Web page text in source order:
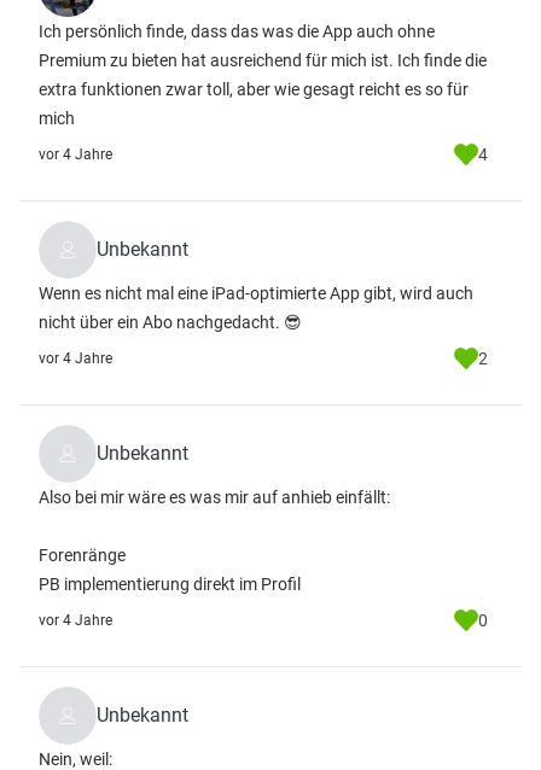
Ich persönlich finde, dass das was die App auch ohne
Premium zu bieten hat ausreichend für mich ist. Ich finde die
extra funktionen zwar toll, aber wie gesagt reicht es so für
mich
vor 4 Jahre 4
Unbekannt
Wenn es nicht mal eine iPad-optimierte App gibt, wird auch
nicht über ein Abo nachgedacht. 😎
vor 4 Jahre 2
Unbekannt
Also bei mir wäre es was mir auf anhieb einfällt:
Forenränge
PB implementierung direkt im Profil
vor 4 Jahre 0
Unbekannt
Nein, weil: